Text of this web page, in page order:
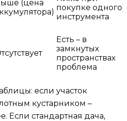
(цена
покупке одного
инструмента
Есть – в
замкнутых
пространствах
проблема
если участок
кустарником –
Если стандартная дача,